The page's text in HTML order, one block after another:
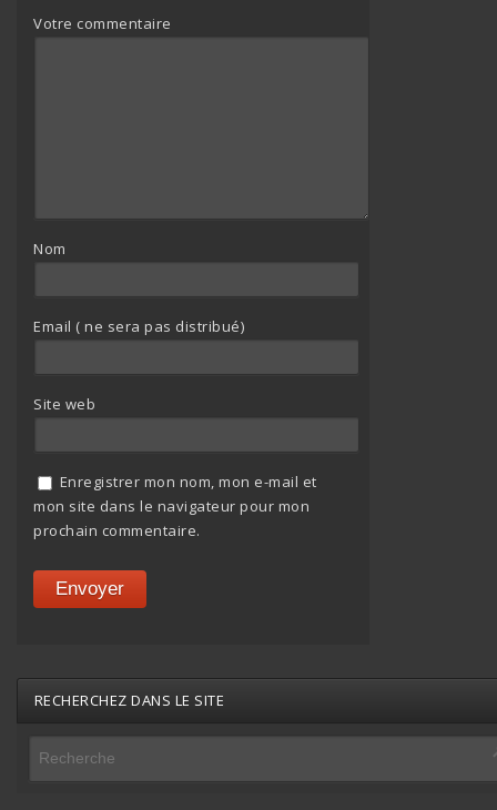
Votre commentaire
Nom
Email ( ne sera pas distribué)
Site web
Enregistrer mon nom, mon e-mail et
mon site dans le navigateur pour mon
prochain commentaire.
RECHERCHEZ DANS LE SITE